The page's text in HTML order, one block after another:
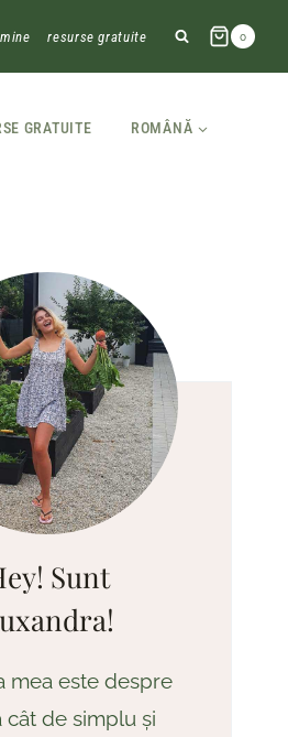
resurse gratuite 0
GRATUITE ROMÂNĂ
Sunt
mea este despre
cât de simplu și